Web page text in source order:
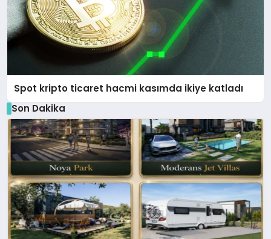
Spot kripto ticaret hacmi kasımda ikiye katladı
Son Dakika